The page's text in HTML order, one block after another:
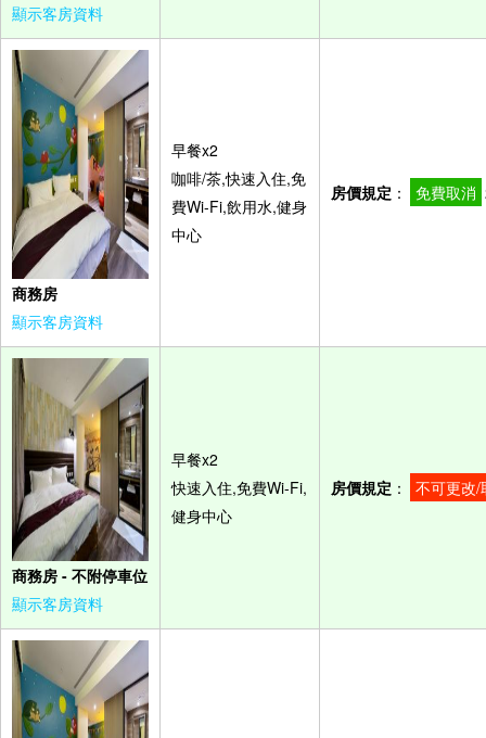
顯示客房資料
商務房
顯示客房資料
早餐x2
咖啡/茶,快速入住,免
費Wi-Fi,飲用水,健身
中心
房價規定 ： 免費取消
商務房 - 不附停車位
顯示客房資料
早餐x2
快速入住,免費Wi-Fi,
健身中心
房價規定 ： 不可更改/